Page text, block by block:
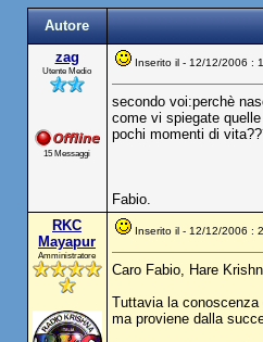
Autore
zag
Utente Medio
15 Messaggi
Inserito il - 12/12/2006 :
secondo voi:perchè
come vi spiegate
pochi momenti di
Fabio.
RKC
Mayapur
Amministratore
Inserito il - 12/12/2006 :
Caro Fabio, Hare
Tuttavia la
ma proviene dalla